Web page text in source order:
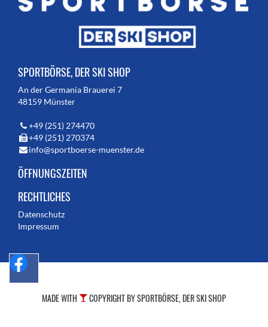
SPORTBÖRSE, DER SKI SHOP
An der Germania Brauerei 7
48159 Münster
+49 (251) 274470
+49 (251) 270374
info@sportboerse-muenster.de
ÖFFNUNGSZEITEN
RECHTLICHES
Datenschutz
Impressum
MADE WITH COPYRIGHT BY SPORTBÖRSE, DER SKI SHOP